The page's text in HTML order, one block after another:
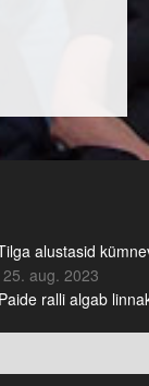
alustasid
25. aug. 2023
ralli algab